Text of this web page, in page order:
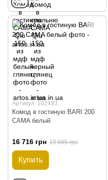
Артикул: 102493
Комод в гостиную BARI 200
CAMA белый
16 716 грн 19 665 грн
Купить